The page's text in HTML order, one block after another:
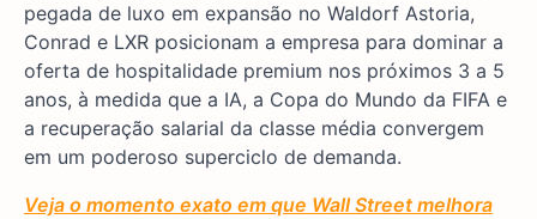
pegada de luxo em expansão no Waldorf Astoria,
Conrad e LXR posicionam a empresa para dominar a
oferta de hospitalidade premium nos próximos 3 a 5
anos, à medida que a IA, a Copa do Mundo da FIFA e
a recuperação salarial da classe média convergem
em um poderoso superciclo de demanda.
Veja o momento exato em que Wall Street melhora